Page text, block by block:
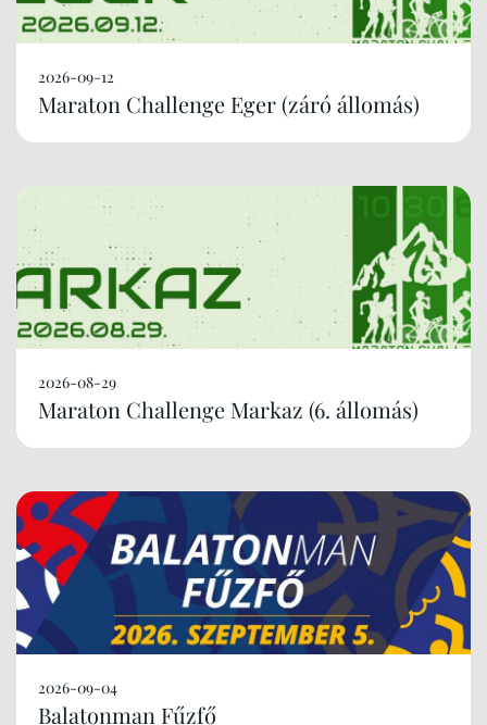
2026-09-12
Maraton Challenge Eger (záró állomás)
2026-08-29
Maraton Challenge Markaz (6. állomás)
2026-09-04
Balatonman Fűzfő